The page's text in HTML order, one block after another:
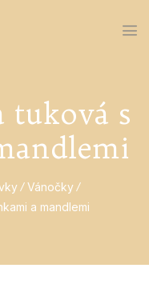
tuková s
Vánočky
a mandlemi